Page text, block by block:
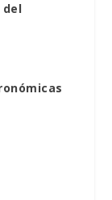
del